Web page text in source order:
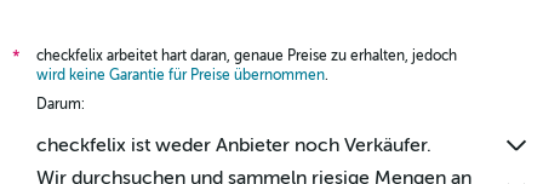
*
checkfelix arbeitet hart daran, genaue Preise zu erhalten, jedoch
wird keine Garantie für Preise übernommen.
Darum:
checkfelix ist weder Anbieter noch Verkäufer.
Wir durchsuchen und sammeln riesige Mengen an